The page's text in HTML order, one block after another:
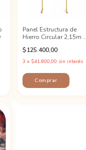
Panel Estructura de
Hierro Circular 2,15m x
$125.400,00
3 x $41.800,00 sin interés